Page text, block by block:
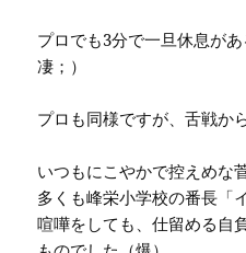
プロでも3分で一旦休息が
凄；）
プロも同様ですが、舌戦か
いつもにこやかで控えめな
多くも峰栄小学校の番長「
喧嘩をしても、仕留める自